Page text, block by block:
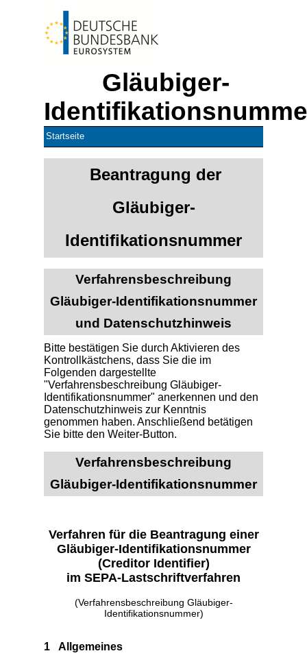
Gläubiger-
Startseite
Beantragung der
Gläubiger-
Identifikationsnummer
Verfahrensbeschreibung
Gläubiger-Identifikationsnummer
und Datenschutzhinweis
Bitte bestätigen Sie durch Aktivieren des
Kontrollkästchens, dass Sie die im
Folgenden dargestellte
"Verfahrensbeschreibung Gläubiger-
Identifikationsnummer" anerkennen und den
Datenschutzhinweis zur Kenntnis
genommen haben. Anschließend betätigen
Sie bitte den Weiter-Button.
Verfahrensbeschreibung
Gläubiger-Identifikationsnummer
Verfahren für die Beantragung einer
Gläubiger-Identifikationsnummer
(Creditor Identifier)
im SEPA-Lastschriftverfahren
(Verfahrensbeschreibung Gläubiger-
Identifikationsnummer)
1 Allgemeines